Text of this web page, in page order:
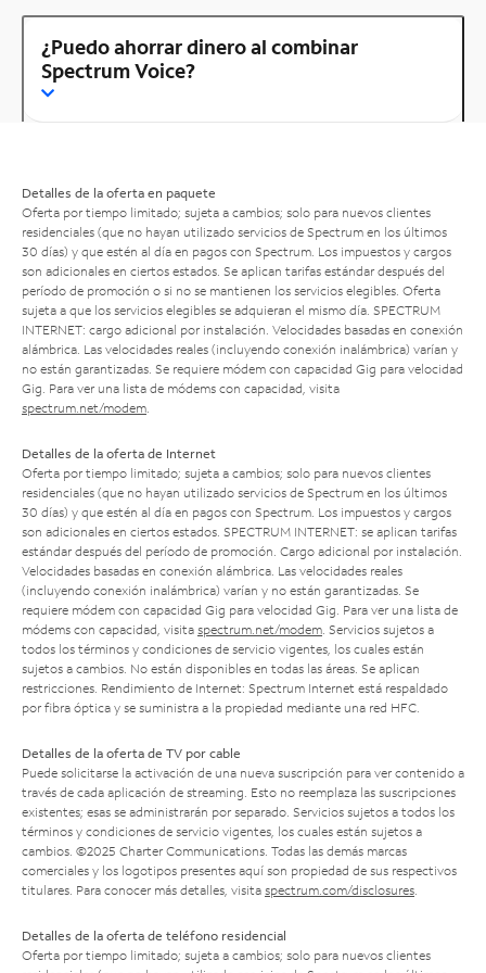
¿Puedo ahorrar dinero al combinar
Spectrum Voice?
Detalles de la oferta en paquete
Oferta por tiempo limitado; sujeta a cambios; solo para nuevos clientes
residenciales (que no hayan utilizado servicios de Spectrum en los últimos
30 días) y que estén al día en pagos con Spectrum. Los impuestos y cargos
son adicionales en ciertos estados. Se aplican tarifas estándar después del
período de promoción o si no se mantienen los servicios elegibles. Oferta
sujeta a que los servicios elegibles se adquieran el mismo día. SPECTRUM
INTERNET: cargo adicional por instalación. Velocidades basadas en conexión
alámbrica. Las velocidades reales (incluyendo conexión inalámbrica) varían y
no están garantizadas. Se requiere módem con capacidad Gig para velocidad
Gig. Para ver una lista de módems con capacidad, visita
spectrum.net/modem
Detalles de la oferta de Internet
Oferta por tiempo limitado; sujeta a cambios; solo para nuevos clientes
residenciales (que no hayan utilizado servicios de Spectrum en los últimos
30 días) y que estén al día en pagos con Spectrum. Los impuestos y cargos
son adicionales en ciertos estados. SPECTRUM INTERNET: se aplican tarifas
estándar después del período de promoción. Cargo adicional por instalación.
Velocidades basadas en conexión alámbrica. Las velocidades reales
(incluyendo conexión inalámbrica) varían y no están garantizadas. Se
requiere módem con capacidad Gig para velocidad Gig. Para ver una lista de
módems con capacidad, visita spectrum.net/modem . Servicios sujetos a
todos los términos y condiciones de servicio vigentes, los cuales están
sujetos a cambios. No están disponibles en todas las áreas. Se aplican
restricciones. Rendimiento de Internet: Spectrum Internet está respaldado
por fibra óptica y se suministra a la propiedad mediante una red HFC.
Detalles de la oferta de TV por cable
Puede solicitarse la activación de una nueva suscripción para ver contenido a
través de cada aplicación de streaming. Esto no reemplaza las suscripciones
existentes; esas se administrarán por separado. Servicios sujetos a todos los
términos y condiciones de servicio vigentes, los cuales están sujetos a
cambios. ©2025 Charter Communications. Todas las demás marcas
comerciales y los logotipos presentes aquí son propiedad de sus respectivos
titulares. Para conocer más detalles, visita spectrum.com/disclosures
Detalles de la oferta de teléfono residencial
Oferta por tiempo limitado; sujeta a cambios; solo para nuevos clientes